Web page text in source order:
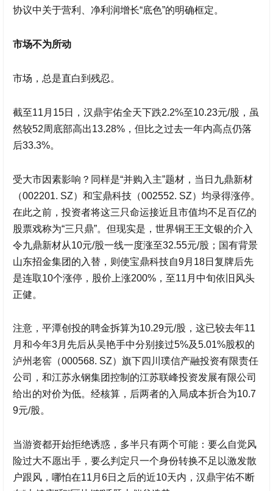
协议中关于营利、净利润增长“底色”的明确框定。
市场不为所动
市场，总是直白到残忍。
截至11月15日， 汉鼎宇佑全天下跌2.2%至10.23元/股，虽
然较52周底部高出13.28%，但比之过去一年内高点仍落
后33.3%。
受大市因素影响？同样是“并购入主”题材，当日 九鼎新材
（002201. SZ）和宝鼎科技（002552. SZ）均录得涨停。
在此之前，投资者将这三只命运接近且市值均不足百亿的
股票戏称为“三只鼎”。但现实是，世界铜王王文银的介入
令九鼎新材从10元/股一线一度涨至32.55元/股；国有背景
山东招金集团的入替，则使宝鼎科技自9月18日复牌后先
是连取10个涨停，股价上涨200%，至11月中旬依旧风头
正健。
注意，平潭创投的聘金拆算为10.29元/股，这已较去年11
月和今年3月先后从吴艳手中分别接过5%及5.01%股权的
泸州老窖（000568. SZ）旗下四川璞信产融投资有限责任
公司，和江苏永钢集团控制的江苏联峰投资发展有限公司
给出的对价为低。经核算，后两者的入局成本折合为10.7
9元/股。
当游资都开始拒绝诱惑，多半只有两个可能：要么自觉风
险过大不愿出手，要么判定只一个身份转换不足以激发散
户跟风，哪怕在11月6日之后的近10天内， 汉鼎宇佑不断